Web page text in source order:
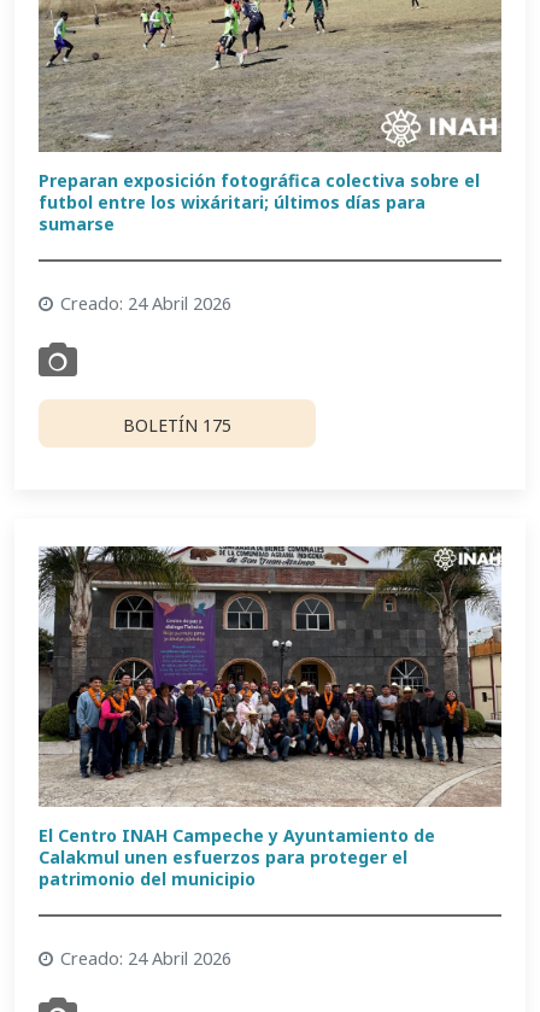
Preparan exposición fotográfica colectiva sobre el
futbol entre los wixáritari; últimos días para
sumarse
Creado: 24 Abril 2026
BOLETÍN 175
El Centro INAH Campeche y Ayuntamiento de
Calakmul unen esfuerzos para proteger el
patrimonio del municipio
Creado: 24 Abril 2026